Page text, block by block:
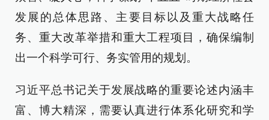
发展的总体思路、主要目标以及重大战略任
务、重大改革举措和重大工程项目，确保编制
出一个科学可行、务实管用的规划。
习近平总书记关于发展战略的重要论述内涵丰
富、博大精深，需要认真进行体系化研究和学